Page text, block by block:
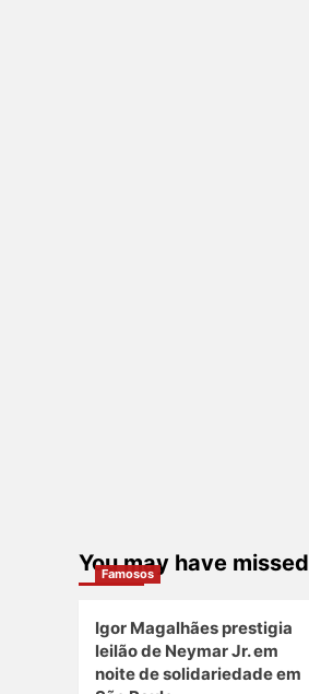
You may have missed
Famosos
Igor Magalhães prestigia
leilão de Neymar Jr. em
noite de solidariedade em